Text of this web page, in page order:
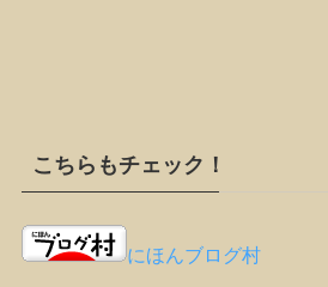
こちらもチェック！
にほんブログ村